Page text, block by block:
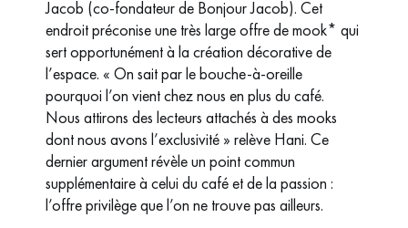
Jacob (co-fondateur de Bonjour Jacob). Cet
endroit préconise une très large offre de mook* qui
sert opportunément à la création décorative de
l’espace. « On sait par le bouche-à-oreille
pourquoi l’on vient chez nous en plus du café.
Nous attirons des lecteurs attachés à des mooks
dont nous avons l’exclusivité » relève Hani. Ce
dernier argument révèle un point commun
supplémentaire à celui du café et de la passion :
l’offre privilège que l’on ne trouve pas ailleurs.